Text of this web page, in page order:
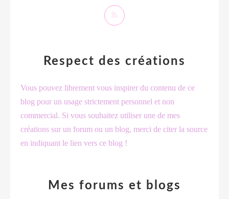
Respect des créations
Vous pouvez librement vous inspirer du contenu de ce
blog pour un usage strictement personnel et non
commercial. Si vous souhaitez utiliser une de mes
créations sur un forum ou un blog, merci de citer la source
en indiquant le lien vers ce blog !
Mes forums et blogs